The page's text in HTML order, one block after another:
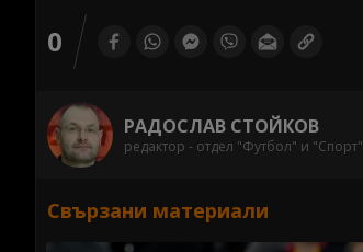
0
РАДОСЛАВ СТОЙКОВ
редактор - отдел "Футбол" и "Спорт"
Свързани материали